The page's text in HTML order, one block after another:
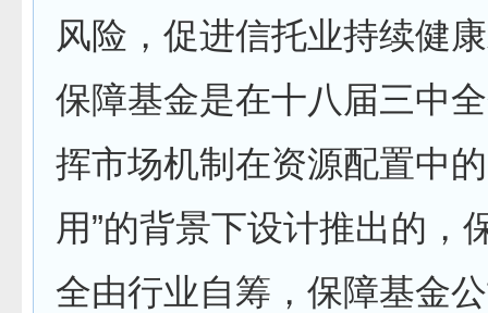
风险，促进信托业持续健
保障基金是在十八届三中
挥市场机制在资源配置中
用”的背景下设计推出的，
全由行业自筹，保障基金